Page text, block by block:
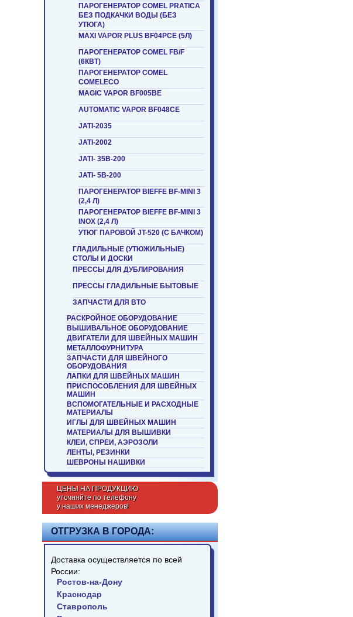
ПАРОГЕНЕРАТОР COMEL PRATICA
БЕЗ ПОДКАЧКИ ВОДЫ (БЕЗ
УТЮГА)
MAXI VAPOR PLUS BF04PCE (5Л)
ПАРОГЕНЕРАТОР COMEL FB/F
(6КВТ)
ПАРОГЕНЕРАТОР COMEL
COMELECO
MAGIC VAPOR BF005BE
AUTOMATIC VAPOR BF048СE
JATI-2035
JATI-2002
JATI- 35B-200
JATI- 5B-200
ПАРОГЕНЕРАТОР BIEFFE BF-MINI 3
(2,4 Л)
ПАРОГЕНЕРАТОР BIEFFE BF-MINI 3
INOX (2,4 Л)
УТЮГ ПАРОВОЙ JT-520 (С БАЧКОМ)
ГЛАДИЛЬНЫЕ (УТЮЖИЛЬНЫЕ)
СТОЛЫ И ДОСКИ
ПРЕССЫ ДЛЯ ДУБЛИРОВАНИЯ
ПРЕССЫ ГЛАДИЛЬНЫЕ БЫТОВЫЕ
ЗАПЧАСТИ ДЛЯ ВТО
РАСКРОЙНОЕ ОБОРУДОВАНИЕ
ВЫШИВАЛЬНОЕ ОБОРУДОВАНИЕ
ДВИГАТЕЛИ ДЛЯ ШВЕЙНЫХ МАШИН
МЕТАЛЛОФУРНИТУРА
ЗАПЧАСТИ ДЛЯ ШВЕЙНОГО
ОБОРУДОВАНИЯ
ЛАПКИ ДЛЯ ШВЕЙНЫХ МАШИН
ПРИСПОСОБЛЕНИЯ ДЛЯ ШВЕЙНЫХ
МАШИН
ВСПОМОГАТЕЛЬНЫЕ И РАСХОДНЫЕ
МАТЕРИАЛЫ
ИГЛЫ ДЛЯ ШВЕЙНЫХ МАШИН
МАТЕРИАЛЫ ДЛЯ ВЫШИВКИ
КЛЕИ, СПРЕИ, АЭРОЗОЛИ
ЛЕНТЫ, РЕЗИНКИ
ШЕВРОНЫ НАШИВКИ
ЦЕНЫ НА ПРОДУКЦИЮ
уточняйте по телефону
у наших менеджеров!
ОТГРУЗКА В ГОРОДА:
Доставка осуществляется по всей
России:
Ростов-на-Дону
Краснодар
Ставрополь